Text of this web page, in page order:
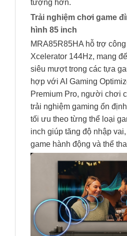
tượng hơn.
Trải nghiệm chơi game
hình 85 inch
MRA85R85HA hỗ trợ
Xcelerator 144Hz, mang
siêu mượt trong các tựa
hợp với AI Gaming
Premium Pro, người chơi
trải nghiệm gaming ổn
tối ưu theo từng thể loại
inch giúp tăng độ nhập
game hành động và thể